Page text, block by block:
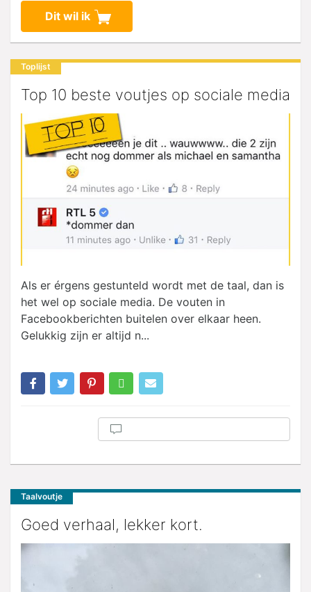
Dit wil ik
Toplijst
Top 10 beste voutjes op sociale media
Als er érgens gestunteld wordt met de taal, dan is
het wel op sociale media. De vouten in
Facebookberichten buitelen over elkaar heen.
Gelukkig zijn er altijd n...
Taalvoutje
Goed verhaal, lekker kort.